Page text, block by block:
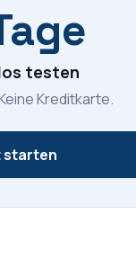
testen
Kreditkarte.
starten